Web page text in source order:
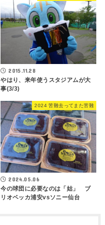
2015.11.28
やはり、来年使うスタジアムが大
事(3/3)
2024 苦難去ってまた苦難
2024.05.06
今の球団に必要なのは「姑」 ブ
リオベッカ浦安vsソニー仙台